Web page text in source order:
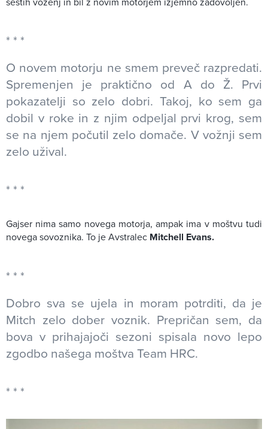
O novem motorju ne smem preveč razpredati.
Spremenjen je praktično od A do Ž. Prvi
pokazatelji so zelo dobri. Takoj, ko sem ga
dobil v roke in z njim odpeljal prvi krog, sem
se na njem počutil zelo domače. V vožnji sem
zelo užival.
Gajser nima samo novega motorja, ampak ima v moštvu tudi
novega sovoznika. To je Avstralec Mitchell Evans.
Dobro sva se ujela in moram potrditi, da je
Mitch zelo dober voznik. Prepričan sem, da
bova v prihajajoči sezoni spisala novo lepo
zgodbo našega moštva Team HRC.